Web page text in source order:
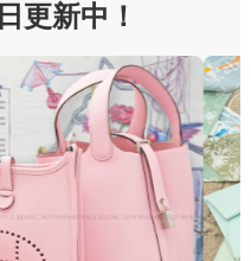
更新中！